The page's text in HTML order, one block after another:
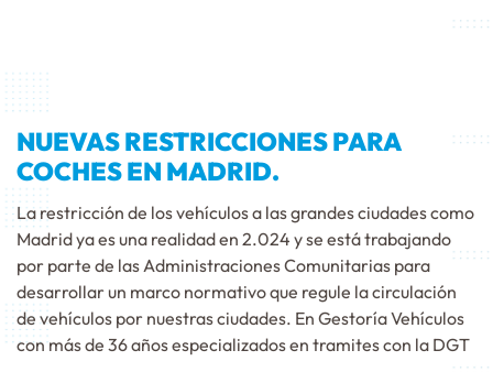
NUEVAS RESTRICCIONES PARA
COCHES EN MADRID.
La restricción de los vehículos a las grandes ciudades como
Madrid ya es una realidad en 2.024 y se está trabajando
por parte de las Administraciones Comunitarias para
desarrollar un marco normativo que regule la circulación
de vehículos por nuestras ciudades. En Gestoría Vehículos
con más de 36 años especializados en tramites con la DGT